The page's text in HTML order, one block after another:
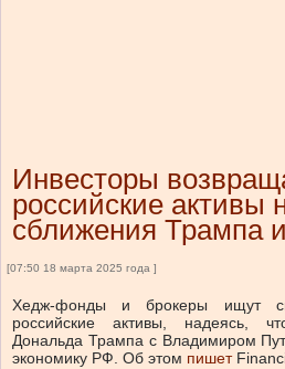
Инвесторы
российские активы
сближения Трампа
[07:50 18 марта 2025 года ]
Хедж-фонды и брокеры ищут
российские активы, надеясь,
Дональда Трампа с Владимиром
экономику РФ. Об этом пишет